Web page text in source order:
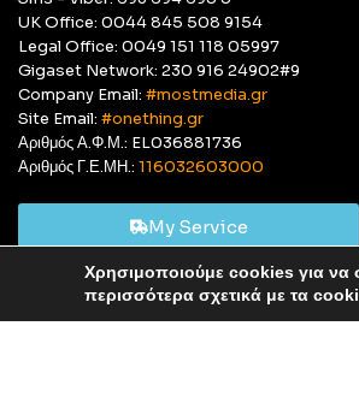
Αυτό είναι ένα δοκιμαστικό
UK Office: 0044 845 508 9154
Legal Office: 0049 151 118 05997
Gigaset Network: 230 916 24902#9
Company Email: #mostmedia.gr
Site Email: #onething.gr
Αριθμός Α.Φ.Μ.: EL036881736
Αριθμός Γ.Ε.ΜΗ.: 116032603000
My Service
© Most Media 2011 - 2025, All rights
Χρησιμοποιούμε cookies για να
περισσότερα σχετικά με τα